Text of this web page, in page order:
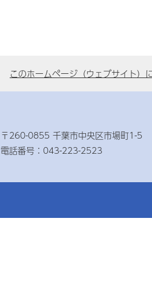
このホームページ（ウェブサイト）
〒260-0855 千葉市中央区市場町1-5
電話番号：043-223-2523